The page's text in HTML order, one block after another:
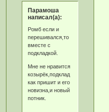
Парамоша
написал(а):
Ромб если и
перешивался,то
вместе с
подкладкой.
Мне не нравится
козырёк,подклад
как пришит и его
новизна,и новый
потник.